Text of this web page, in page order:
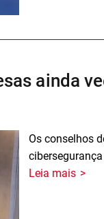
ainda
Os conselhos
Leia mais